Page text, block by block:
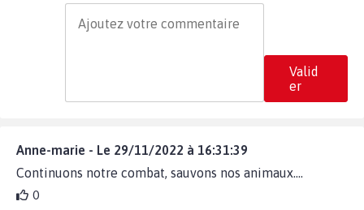
Valid
er
Anne-marie - Le 29/11/2022 à 16:31:39
Continuons notre combat, sauvons nos animaux....
0